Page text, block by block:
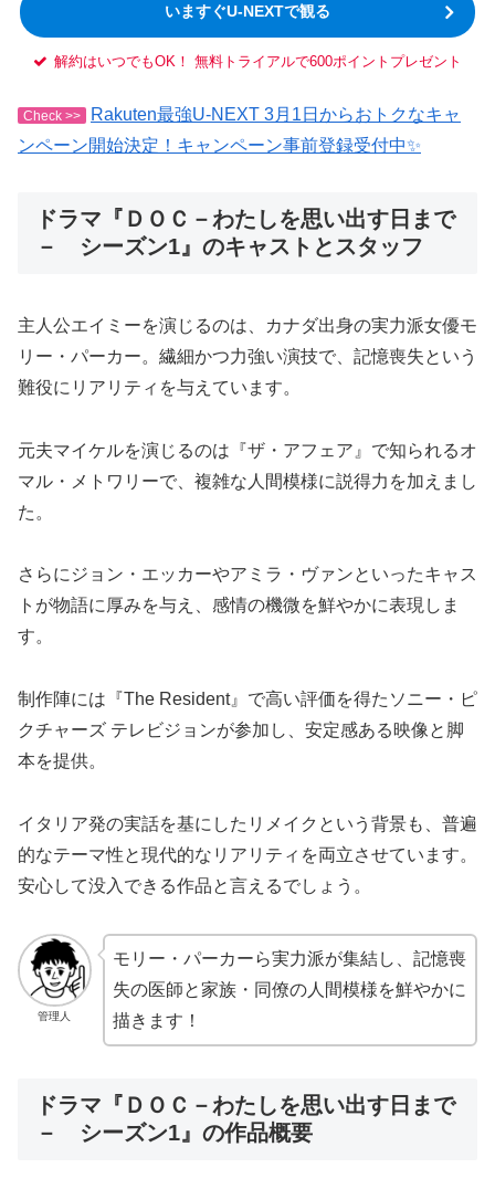
いますぐU-NEXTで観る
解約はいつでもOK！ 無料トライアルで600ポイントプレゼント
Check >>
Rakuten最強U-NEXT 3月1日からおトクなキャ
ンペーン開始決定！キャンペーン事前登録受付中✨
ドラマ『ＤＯＣ－わたしを思い出す日まで
－ シーズン1』のキャストとスタッフ
主人公エイミーを演じるのは、カナダ出身の実力派女優モ
リー・パーカー。繊細かつ力強い演技で、記憶喪失という
難役にリアリティを与えています。
元夫マイケルを演じるのは『ザ・アフェア』で知られるオ
マル・メトワリーで、複雑な人間模様に説得力を加えまし
た。
さらにジョン・エッカーやアミラ・ヴァンといったキャス
トが物語に厚みを与え、感情の機微を鮮やかに表現しま
す。
制作陣には『The Resident』で高い評価を得たソニー・ピ
クチャーズ テレビジョンが参加し、安定感ある映像と脚
本を提供。
イタリア発の実話を基にしたリメイクという背景も、普遍
的なテーマ性と現代的なリアリティを両立させています。
安心して没入できる作品と言えるでしょう。
管理人
モリー・パーカーら実力派が集結し、記憶喪
失の医師と家族・同僚の人間模様を鮮やかに
描きます！
ドラマ『ＤＯＣ－わたしを思い出す日まで
－ シーズン1』の作品概要